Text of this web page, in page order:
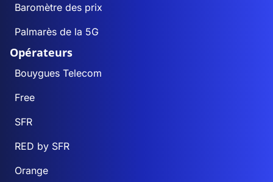
Baromètre des prix
Palmarès de la 5G
Opérateurs
Bouygues Telecom
Free
SFR
RED by SFR
Orange